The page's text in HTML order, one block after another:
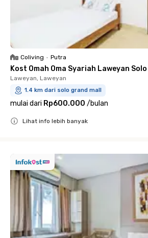
Coliving • Putra
Kost Omah Oma Syariah Laweyan Solo
Laweyan, Laweyan
1.4 km dari solo grand mall
mulai dari Rp600.000 /bulan
Lihat info lebih banyak